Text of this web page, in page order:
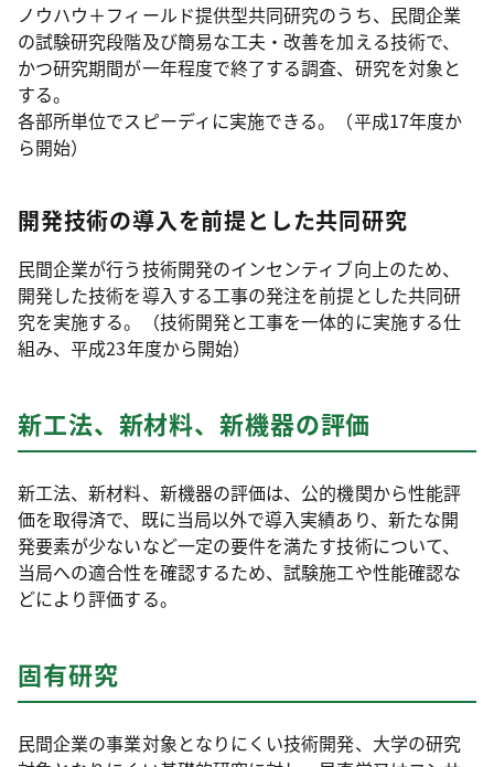
ノウハウ＋フィールド提供型共同研究のうち、民間企業
の試験研究段階及び簡易な工夫・改善を加える技術で、
かつ研究期間が一年程度で終了する調査、研究を対象と
する。
各部所単位でスピーディに実施できる。（平成17年度か
ら開始）
開発技術の導入を前提とした共同研究
民間企業が行う技術開発のインセンティブ向上のため、
開発した技術を導入する工事の発注を前提とした共同研
究を実施する。（技術開発と工事を一体的に実施する仕
組み、平成23年度から開始）
新工法、新材料、新機器の評価
新工法、新材料、新機器の評価は、公的機関から性能評
価を取得済で、既に当局以外で導入実績あり、新たな開
発要素が少ないなど一定の要件を満たす技術について、
当局への適合性を確認するため、試験施工や性能確認な
どにより評価する。
固有研究
民間企業の事業対象となりにくい技術開発、大学の研究